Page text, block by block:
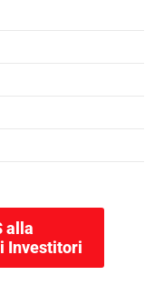
alla
Investitori